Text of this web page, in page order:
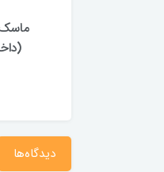
دیدگاه‌ها